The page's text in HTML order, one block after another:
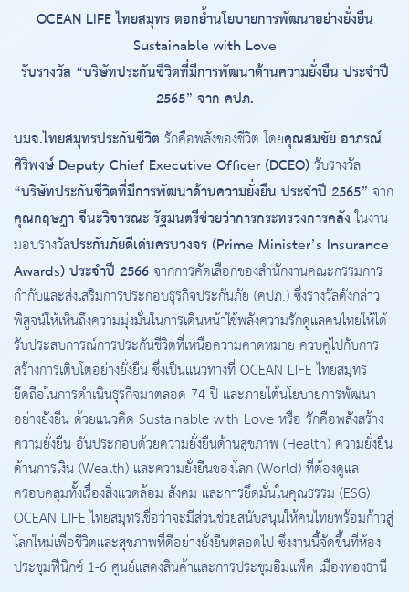
OCEAN LIFE ไทยสมุทร ตอกย้ำนโยบายการพัฒนาอย่างยั่งยืน
Sustainable with Love
รับรางวัล “บริษัทประกันชีวิตที่มีการพัฒนาด้านความยั่งยืน ประจําปี
2565” จาก คปภ.
บมจ.ไทยสมุทรประกันชีวิต รักคือพลังของชีวิต โดยคุณสมชัย อาภรณ์
ศิริพงษ์ Deputy Chief Executive Officer (DCEO)รับรางวัล
“บริษัทประกันชีวิตที่มีการพัฒนาด้านความยั่งยืน ประจำปี 2565” จาก
คุณกฤษฎา จีนะวิจารณะ รัฐมนตรีช่วยว่าการกระทรวงการคลังในงาน
มอบรางวัลประกันภัยดีเด่นครบวงจร (Prime Minister’s Insurance
Awards) ประจำปี 2566จากการคัดเลือกของสำนักงานคณะกรรมการ
กำกับและส่งเสริมการประกอบธุรกิจประกันภัย (คปภ.) ซึ่งรางวัลดังกล่าว
พิสูจน์ให้เห็นถึงความมุ่งมั่นในการเดินหน้าใช้พลังความรักดูแลคนไทยให้ได้
รับประสบการณ์การประกันชีวิตที่เหนือความคาดหมาย ควบคู่ไปกับการ
สร้างการเติบโตอย่างยั่งยืน ซึ่งเป็นแนวทางที่ OCEAN LIFE ไทยสมุทร
ยึดถือในการดำเนินธุรกิจมาตลอด 74 ปี และภายใต้นโยบายการพัฒนา
อย่างยั่งยืน ด้วยแนวคิด Sustainable with Love หรือ รักคือพลังสร้าง
ความยั่งยืน อันประกอบด้วยความยั่งยืนด้านสุขภาพ (Health) ความยั่งยืน
ด้านการเงิน (Wealth) และความยั่งยืนของโลก (World) ที่ต้องดูแล
ครอบคลุมทั้งเรื่องสิ่งแวดล้อม สังคม และการยึดมั่นในคุณธรรม (ESG)
OCEAN LIFE ไทยสมุทรเชื่อว่าจะมีส่วนช่วยสนับสนุนให้คนไทยพร้อมก้าวสู่
โลกใหม่เพื่อชีวิตและสุขภาพที่ดีอย่างยั่งยืนตลอดไป ซึ่งงานนี้จัดขึ้นที่ห้อง
ประชุมฟีนิกซ์ 1-6 ศูนย์แสดงสินค้าและการประชุมอิมแพ็ค เมืองทองธานี